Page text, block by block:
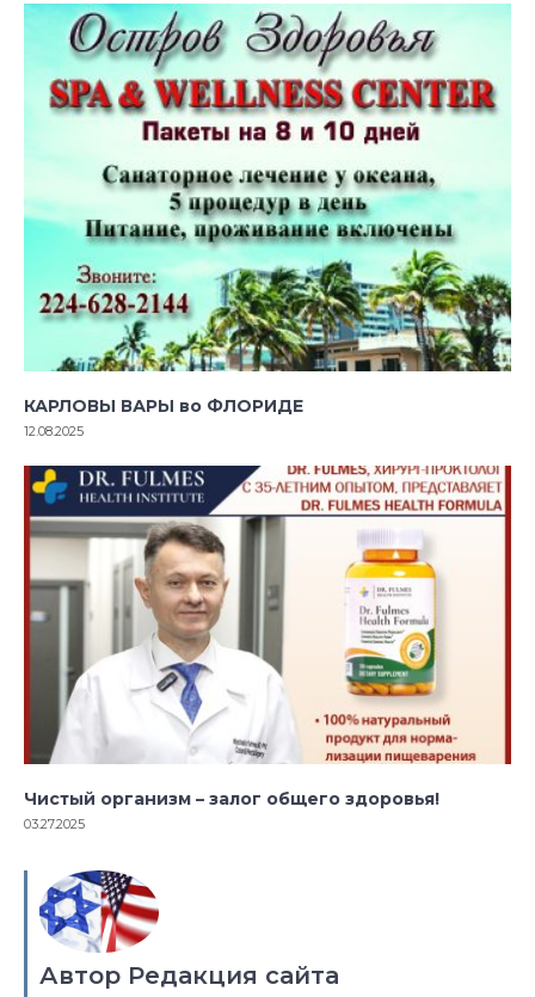
КАРЛОВЫ ВАРЫ во ФЛОРИДЕ
12.08.2025
Чистый организм – залог общего здоровья!
03.27.2025
Автор Редакция сайта